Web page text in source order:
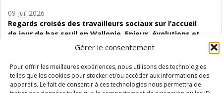
Gérer le consentement
Pour offrir les meilleures expériences, nous utilisons des technologies
telles que les cookies pour stocker et/ou accéder aux informations des
appareils. Le fait de consentir à ces technologies nous permettra de
09 Juil 2026
Regards croisés des travailleurs sociaux sur l’accueil
de jour de bas seuil en Wallonie. Enjeux, évolutions et
06 Juil 2026
Étude d’évaluabilité des Structures
d’accompagnement à l’autocréation d’emploi (SAACE)